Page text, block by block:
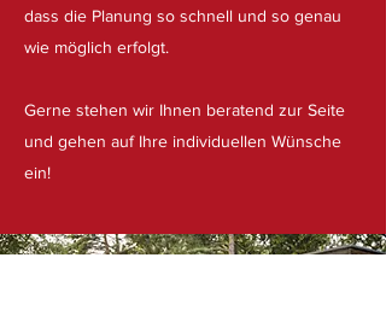
dass die Planung so schnell und so genau
wie möglich erfolgt.
Gerne stehen wir Ihnen beratend zur Seite
und gehen auf Ihre individuellen Wünsche
ein!